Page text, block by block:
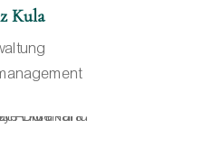
Kula